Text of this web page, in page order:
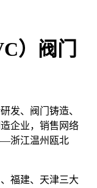
）阀门
发、阀门铸造、
企业，销售网络
浙江温州瓯北
福建、天津三大